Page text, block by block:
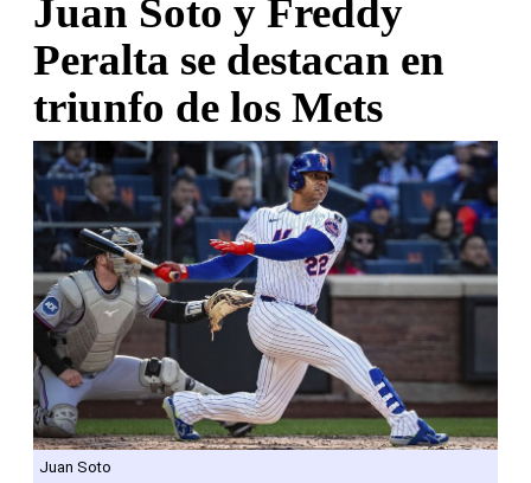
Juan Soto y Freddy
Peralta se destacan en
triunfo de los Mets
Juan Soto